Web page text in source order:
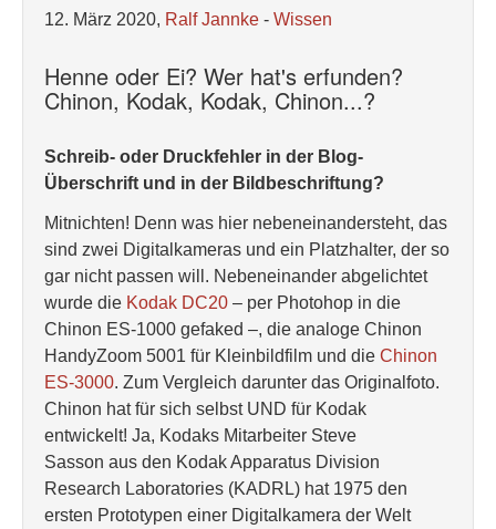
12. März 2020, Ralf Jannke - Wissen
Henne oder Ei? Wer hat's erfunden?
Chinon, Kodak, Kodak, Chinon...?
Schreib- oder Druckfehler in der Blog-
Überschrift und in der Bildbeschriftung?
Mitnichten! Denn was hier nebeneinandersteht, das
sind zwei Digitalkameras und ein Platzhalter, der so
gar nicht passen will. Nebeneinander abgelichtet
wurde die Kodak DC20 – per Photohop in die
Chinon ES-1000 gefaked –, die analoge Chinon
HandyZoom 5001 für Kleinbildfilm und die Chinon
ES-3000. Zum Vergleich darunter das Originalfoto.
Chinon hat für sich selbst UND für Kodak
entwickelt! Ja, Kodaks Mitarbeiter Steve
Sasson aus den Kodak Apparatus Division
Research Laboratories (KADRL) hat 1975 den
ersten Prototypen einer Digitalkamera der Welt